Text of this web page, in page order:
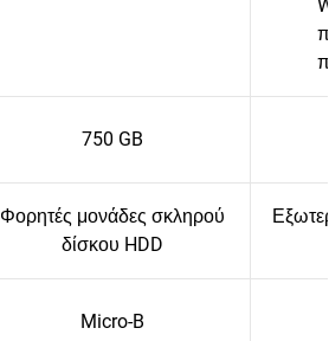
750 GB
Φορητές μονάδες σκληρού
δίσκου HDD
Micro-B